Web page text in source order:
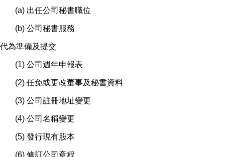
(a) 出任公司秘書職位
(b) 公司秘書服務
代為準備及提交
(1) 公司週年申報表
(2) 任免或更改董事及秘書資料
(3) 公司註冊地址變更
(4) 公司名稱變更
(5) 發行現有股本
(6) 修訂公司章程